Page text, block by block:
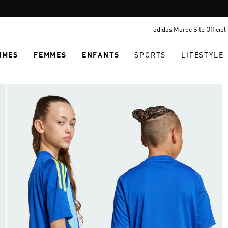
promotion
adidas Maroc Site Officiel
FEMMES ENFANTS SPORTS LIFESTYLE